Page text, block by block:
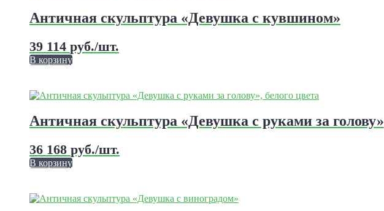
Античная скульптура «Девушка с кувшином»
39 114 руб./шт.
В корзину
имеет
несколько
Опции
можно
выбрать
странице
товара.
Античная скульптура «Девушка с руками за голову»
36 168 руб./шт.
В корзину
Этот
имеет
несколько
Опции
можно
странице
товара.
Этот